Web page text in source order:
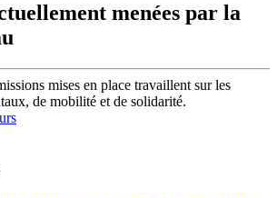
menées par la
mises en place travaillent sur les
de mobilité et de solidarité.